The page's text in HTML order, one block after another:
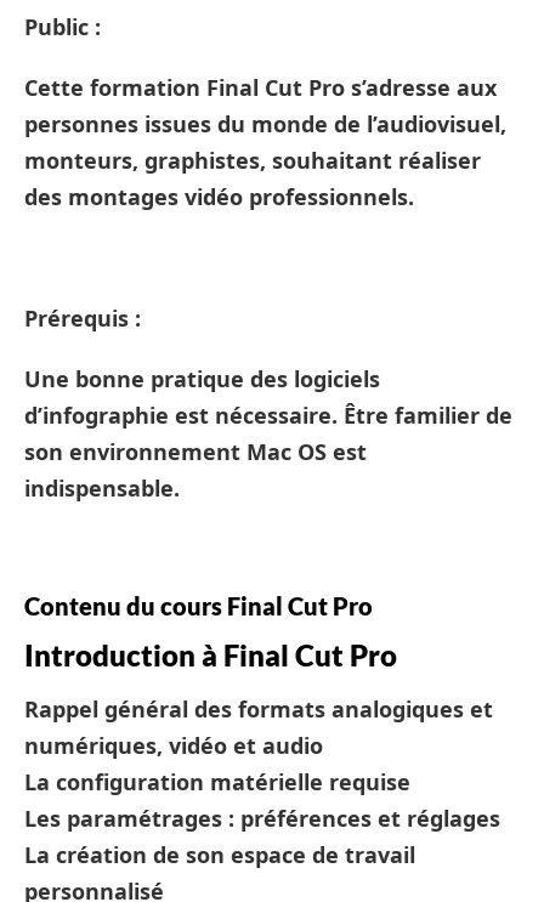
Public :
Cette formation Final Cut Pro s’adresse aux
personnes issues du monde de l’audiovisuel,
monteurs, graphistes, souhaitant réaliser
des montages vidéo professionnels.
Prérequis :
Une bonne pratique des logiciels
d’infographie est nécessaire. Être familier de
son environnement Mac OS est
indispensable.
Contenu du cours Final Cut Pro
Introduction à Final Cut Pro
Rappel général des formats analogiques et
numériques, vidéo et audio
La configuration matérielle requise
Les paramétrages : préférences et réglages
La création de son espace de travail
personnalisé